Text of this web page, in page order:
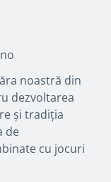
noastră din
dezvoltarea
și tradiția
de
cu jocuri